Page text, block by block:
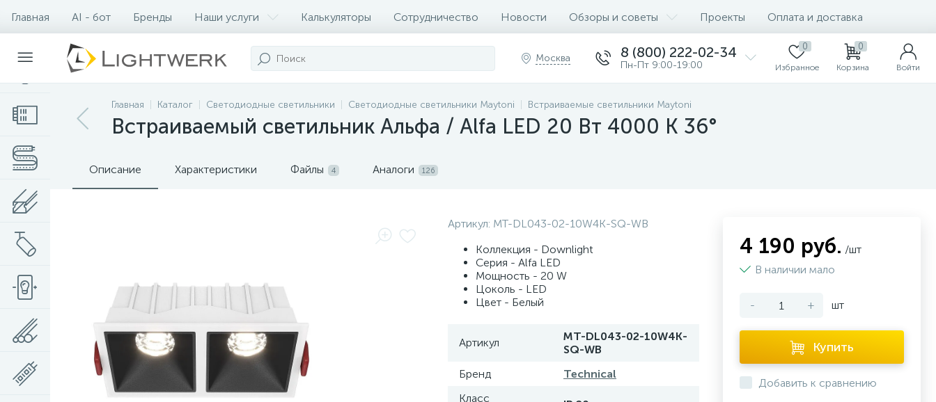
Главная AI - бот Бренды Наши услуги Калькуляторы Сотрудничество Новости Обзоры и советы Проекты Оплата и доставка
Контакты
Москва 8 (800) 222-02-34
Пн-Пт 9:00-19:00
0
Избранное
0
Корзина Войти
Главная Каталог Светодиодные светильники Светодиодные светильники Maytoni Встраиваемые светильники Maytoni
Встраиваемый светильник Альфа / Alfa LED 20 Вт 4000 К 36°
Описание Характеристики Файлы 4 Аналоги 126
Артикул: MT-DL043-02-10W4K-SQ-WB
Коллекция - Downlight
Серия - Alfa LED
Мощность - 20 W
Цоколь - LED
Цвет - Белый
Артикул
MT-DL043-02-10W4K-
SQ-WB
Бренд
Technical
Класс
4 190 руб. /шт
В наличии мало
- + шт
Купить
Добавить к сравнению